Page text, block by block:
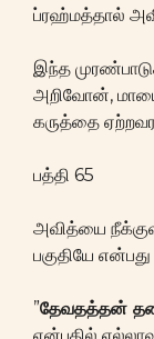
ப்ரஹ்மத்தால்
இந்த
அறிவோன்,
கருத்தை
பத்தி 65
அவித்யை
பகுதியே என்பது
”தேவதத்தன்